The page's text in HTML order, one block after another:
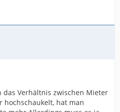
Verhältnis zwischen Mieter
hat man